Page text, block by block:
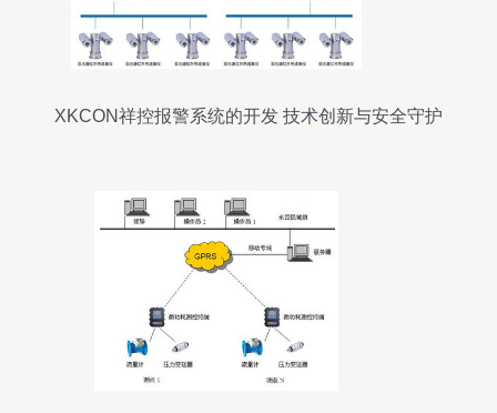
XKCON祥控报警系统的开发 技术创新与安全守护